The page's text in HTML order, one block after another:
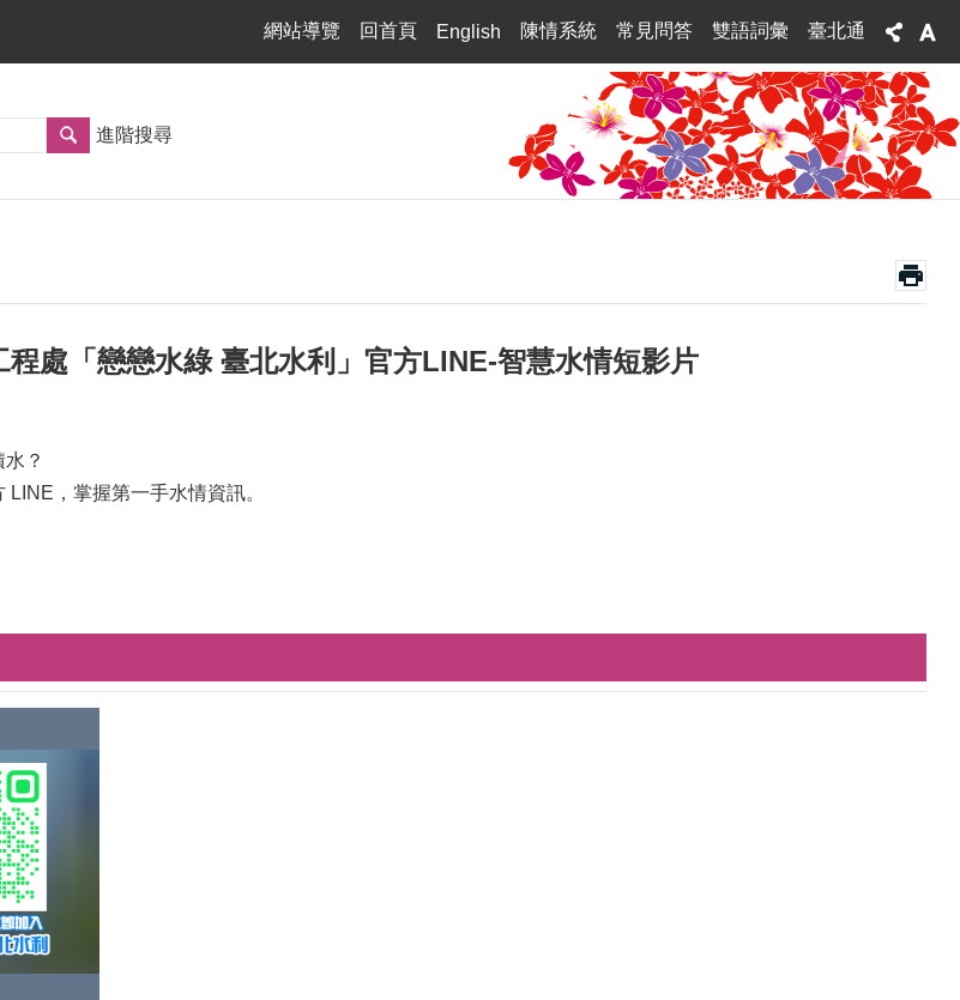
網站導覽 回首頁 English 陳情系統 常見問答 雙語詞彙 臺北通
進階搜尋
處「戀戀水綠 臺北水利」官方LINE-智慧水情短影片
？
，掌握第一手水情資訊。